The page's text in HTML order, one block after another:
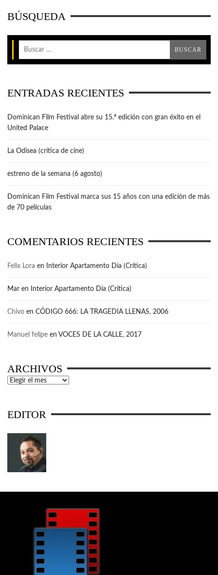
BÚSQUEDA
ENTRADAS RECIENTES
Dominican Film Festival abre su 15.ª edición con gran éxito en el
United Palace
La Odisea (crítica de cine)
estreno de la semana (6 agosto)
Dominican Film Festival marca sus 15 años con una edición de más
de 70 películas
COMENTARIOS RECIENTES
Felix Lora en Interior Apartamento Día (Crítica)
Mar en Interior Apartamento Día (Crítica)
Chivo en CÓDIGO 666: LA TRAGEDIA LLENAS, 2006
Manuel felipe en VOCES DE LA CALLE, 2017
ARCHIVOS
Archivos
EDITOR